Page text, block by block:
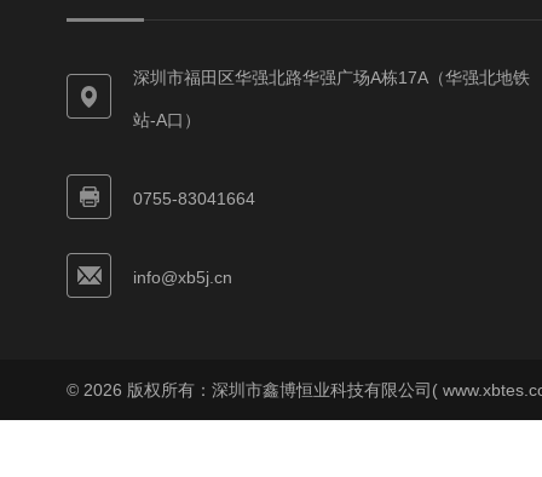
深圳市福田区华强北路华强广场A栋17A（华强北地铁
站-A口）
0755-83041664
info@xb5j.cn
© 2026 版权所有：深圳市鑫博恒业科技有限公司(